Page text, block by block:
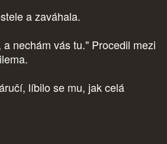
a zaváhala.
a nechám vás tu." Procedil mezi
líbilo se mu, jak celá